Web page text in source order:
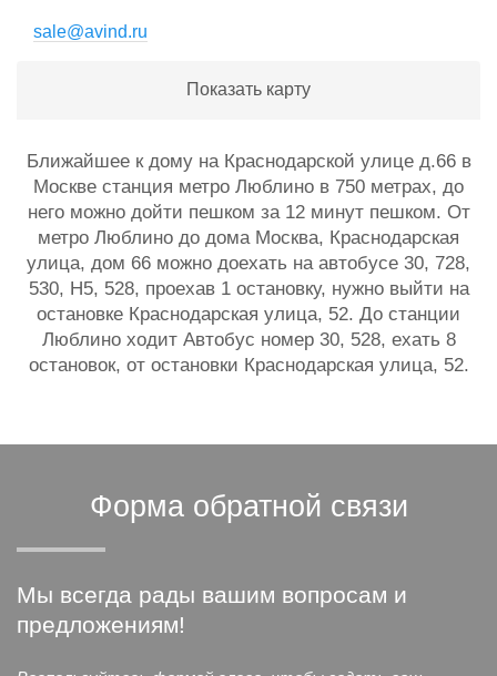
sale@avind.ru
Показать карту
Ближайшее к дому на Краснодарской улице д.66 в
Москве станция метро Люблино в 750 метрах, до
него можно дойти пешком за 12 минут пешком. От
метро Люблино до дома Москва, Краснодарская
улица, дом 66 можно доехать на автобусе 30, 728,
530, Н5, 528, проехав 1 остановку, нужно выйти на
остановке Краснодарская улица, 52. До станции
Люблино ходит Автобус номер 30, 528, ехать 8
остановок, от остановки Краснодарская улица, 52.
Форма обратной связи
Мы всегда рады вашим вопросам и
предложениям!